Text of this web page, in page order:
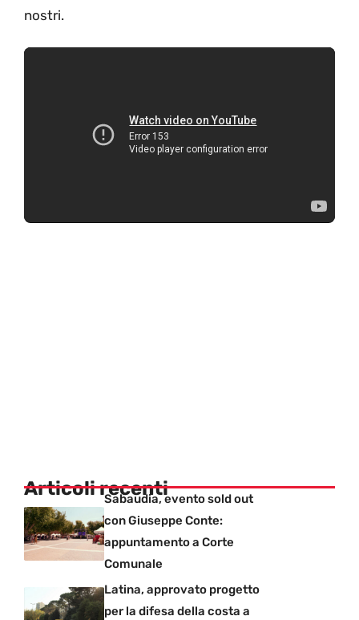
nostri.
Articoli recentiSabaudia, evento sold out
con Giuseppe Conte:
appuntamento a Corte
Comunale
Latina, approvato progetto
per la difesa della costa a